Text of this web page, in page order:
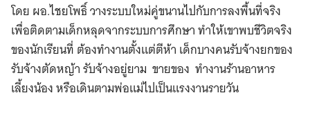
โดย ผอ.ไชยโพธิ์ วางระบบใหม่คู่ขนานไปกับการลงพื้นที่จริง
เพื่อติดตามเด็กหลุดจากระบบการศึกษา ทำให้เขาพบชีวิตจริง
ของนักเรียนที่ ต้องทำงานตั้งแต่ตีห้า เด็กบางคนรับจ้างยกของ
รับจ้างตัดหญ้า รับจ้างอยู่ยาม ขายของ ทำงานร้านอาหาร
เลี้ยงน้อง หรือเดินตามพ่อแม่ไปเป็นแรงงานรายวัน